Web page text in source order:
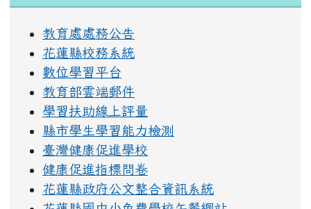
教育處處務公告
花蓮縣校務系統
數位學習平台
教育部雲端郵件
學習扶助線上評量
縣市學生學習能力檢測
臺灣健康促進學校
健康促進指標問卷
花蓮縣政府公文整合資訊系統